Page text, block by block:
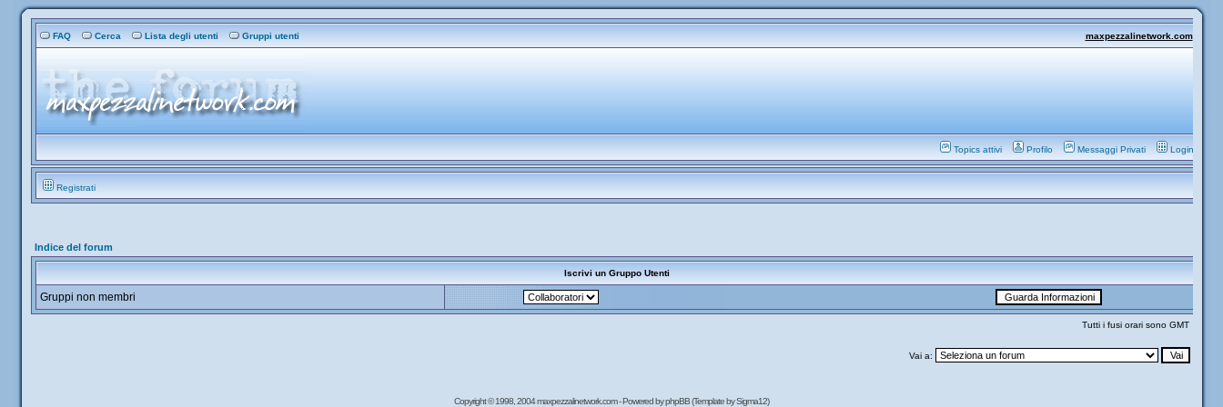
FAQ Cerca Lista degli utenti Gruppi utenti maxpezzalinetwork.com
Topics attivi Profilo Messaggi Privati Login
Registrati
Indice del forum
Iscrivi un Gruppo Utenti
Gruppi non membri
Tutti i fusi orari sono GMT
Vai a:
Copyright © 1998, 2004 maxpezzalinetwork.com - Powered byphpBB(Template by Sigma12)